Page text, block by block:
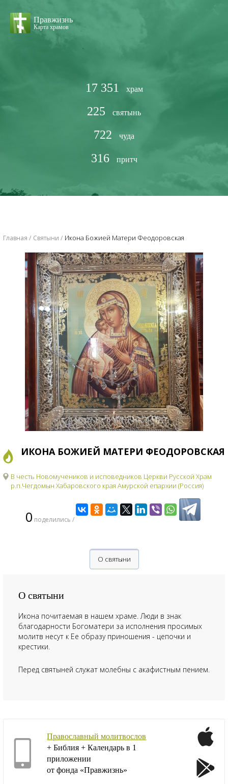
Правжизнь
Карта храмов
17 351 храм
225 святынь
722 чуда
316 притч
Главная Святыни Икона Божией Матери Феодоровская
ИКОНА БОЖИЕЙ МАТЕРИ ФЕОДОРОВСКАЯ
В честь Новомучеников и исповедников Церкви Русской Храм
р.п.Чегдомын Хабаровского края Амурской епархии (Россия)
0 поделились /
О святыни
О святыни
Икона почитаемая в нашем храме. Люди в знак
благодарности Богоматери за исполнения просимых
молитв несут к Ее образу приношения - цепочки и
крестики.
Перед святыней служат молебны с акафистным пением.
Православный молитвослов
+ Библия + Календарь в 1
приложении
от фонда «Правжизнь»